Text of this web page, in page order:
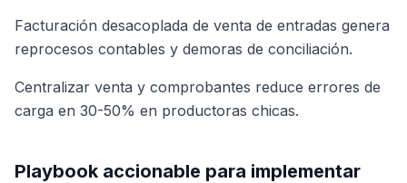
Facturación desacoplada de venta de entradas genera
reprocesos contables y demoras de conciliación.
Centralizar venta y comprobantes reduce errores de
carga en 30-50% en productoras chicas.
Playbook accionable para implementar